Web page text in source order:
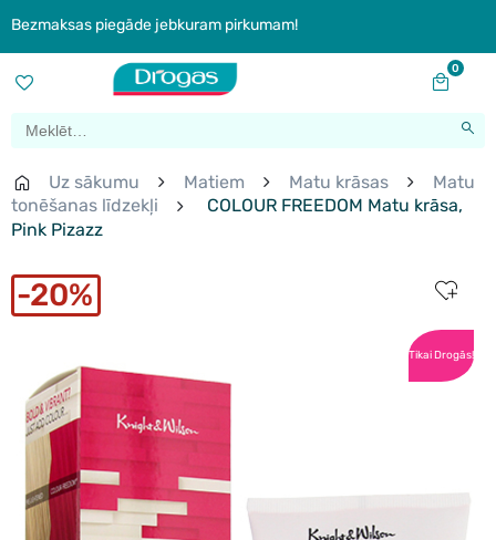
Bezmaksas piegāde jebkuram pirkumam!
0
Uz sākumu Matiem Matu krāsas
Matu
tonēšanas līdzekļi
COLOUR FREEDOM Matu krāsa,
Pink Pizazz
20%
Tikai Drogās!